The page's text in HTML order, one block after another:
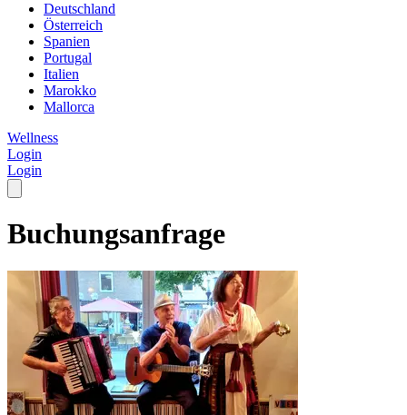
Deutschland
Österreich
Spanien
Portugal
Italien
Marokko
Mallorca
Wellness
Login
Login
Buchungsanfrage